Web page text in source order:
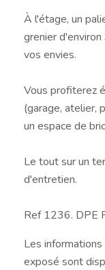
À l'étage, un
grenier
vos envies.
Vous profiterez
(garage, atelier,
un espace de
Le tout sur un
d'entretien.
Ref 1236. DPE
Les
exposé sont